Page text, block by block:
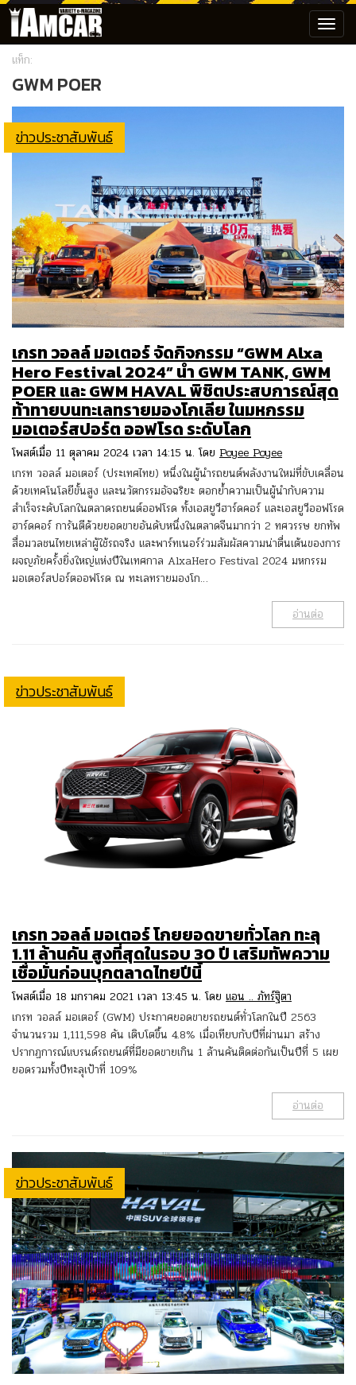
แท็ก:
GWM POER
ข่าวประชาสัมพันธ์
เกรท วอลล์ มอเตอร์ จัดกิจกรรม “GWM Alxa
Hero Festival 2024” นำ GWM TANK, GWM
POER และ GWM HAVAL พิชิตประสบการณ์สุด
ท้าทายบนทะเลทรายมองโกเลีย ในมหกรรม
มอเตอร์สปอร์ต ออฟโรด ระดับโลก
โพสต์เมื่อ 11 ตุลาคม 2024 เวลา 14:15 น. โดย Poyee Poyee
เกรท วอลล์ มอเตอร์ (ประเทศไทย) หนึ่งในผู้นำรถยนต์พลังงานใหม่ที่ขับเคลื่อน
ด้วยเทคโนโลยีขั้นสูง และนวัตกรรมอัจฉริยะ ตอกย้ำความเป็นผู้นำกับความ
สำเร็จระดับโลกในตลาดรถยนต์ออฟโรด ทั้งเอสยูวีฮาร์ดคอร์ และเอสยูวีออฟโรด
ฮาร์ดคอร์ การันตีด้วยยอดขายอันดับหนึ่งในตลาดจีนมากว่า 2 ทศวรรษ ยกทัพ
สื่อมวลชนไทยเหล่าผู้ใช้รถจริง และพาร์ทเนอร์ร่วมสัมผัสความน่าตื่นเต้นของการ
ผจญภัยครั้งยิ่งใหญ่แห่งปีในเทศกาล AlxaHero Festival 2024 มหกรรม
มอเตอร์สปอร์ตออฟโรด ณ ทะเลทรายมองโก…
อ่านต่อ
ข่าวประชาสัมพันธ์
เกรท วอลล์ มอเตอร์ โกยยอดขายทั่วโลก ทะลุ
1.11 ล้านคัน สูงที่สุดในรอบ 30 ปี เสริมทัพความ
เชื่อมั่นก่อนบุกตลาดไทยปีนี้
โพสต์เมื่อ 18 มกราคม 2021 เวลา 13:45 น. โดย แอน .. ภัทร์ฐิตา
เกรท วอลล์ มอเตอร์ (GWM) ประกาศยอดขายรถยนต์ทั่วโลกในปี 2563
จำนวนรวม 1,111,598 คัน เติบโตขึ้น 4.8% เมื่อเทียบกับปีที่ผ่านมา สร้าง
ปรากฏการณ์แบรนด์รถยนต์ที่มียอดขายเกิน 1 ล้านคันติดต่อกันเป็นปีที่ 5 เผย
ยอดรวมทั้งปีทะลุเป้าที่ 109%
อ่านต่อ
ข่าวประชาสัมพันธ์